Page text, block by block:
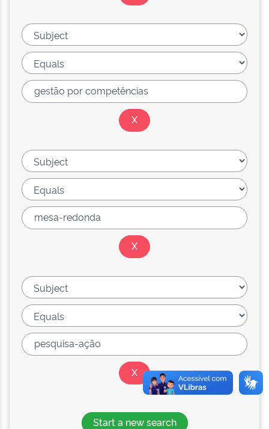
Start a new search